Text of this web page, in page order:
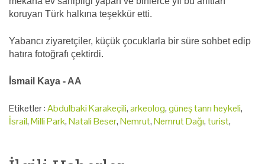
koruyan Türk halkına teşekkür etti.
Yabancı ziyaretçiler, küçük çocuklarla bir süre sohbet edip
hatıra fotoğrafı çektirdi.
İsmail Kaya - AA
Etiketler :Abdulbaki Karakeçili,arkeolog,güneş tanrı heykeli,
İsrail,Milli Park,Natali Beser,Nemrut,Nemrut Dağı,turist,